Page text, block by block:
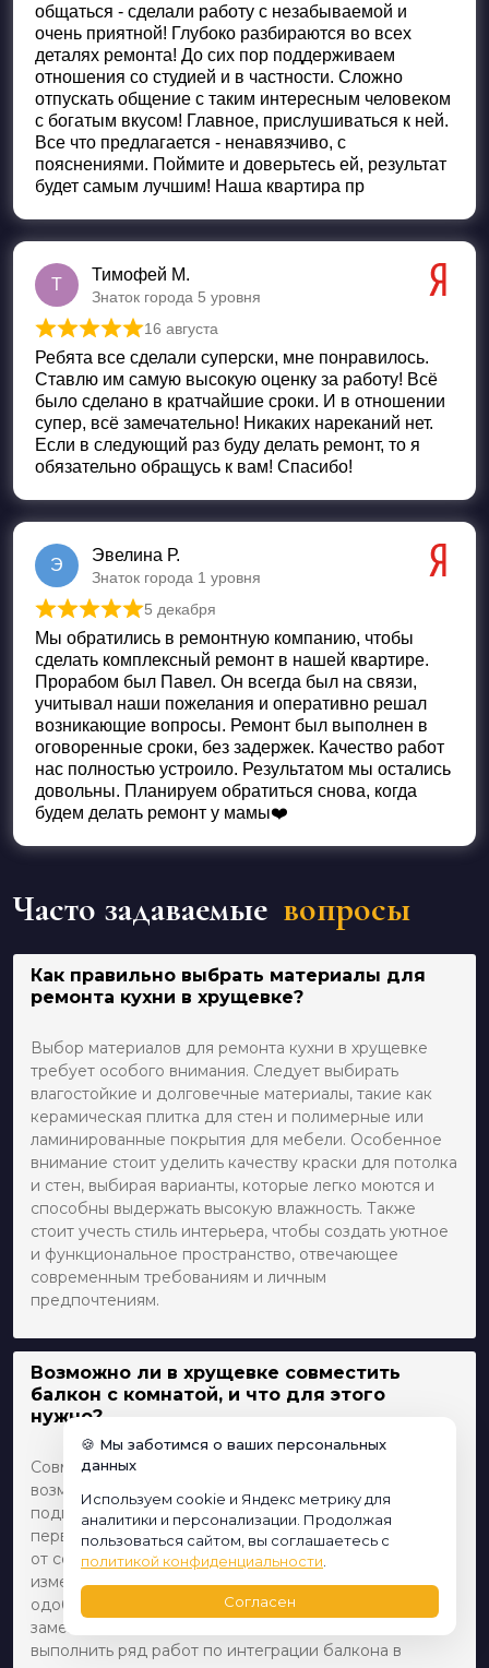
общаться - сделали работу с незабываемой и
очень приятной! Глубоко разбираются во всех
деталях ремонта! До сих пор поддерживаем
отношения со студией и в частности. Сложно
отпускать общение с таким интересным человеком
с богатым вкусом! Главное, прислушиваться к ней.
Все что предлагается - ненавязчиво, с
пояснениями. Поймите и доверьтесь ей, результат
будет самым лучшим! Наша квартира пр
Т
Тимофей М.
Знаток города 5 уровня
Оценка5 из 5
16 августа
Ребята все сделали суперски, мне понравилось.
Ставлю им самую высокую оценку за работу! Всё
было сделано в кратчайшие сроки. И в отношении
супер, всё замечательно! Никаких нареканий нет.
Если в следующий раз буду делать ремонт, то я
обязательно обращусь к вам! Спасибо!
Э
Эвелина Р.
Знаток города 1 уровня
Оценка 5из 5
5 декабря
Мы обратились в ремонтную компанию, чтобы
сделать комплексный ремонт в нашей квартире.
Прорабом был Павел. Он всегда был на связи,
учитывал наши пожелания и оперативно решал
возникающие вопросы. Ремонт был выполнен в
оговоренные сроки, без задержек. Качество работ
нас полностью устроило. Результатом мы остались
довольны. Планируем обратиться снова, когда
будем делать ремонт у мамы❤️
Часто задаваемые вопросы
Как правильно выбрать материалы для
ремонта кухни в хрущевке?
Выбор материалов для ремонта кухни в хрущевке
требует особого внимания. Следует выбирать
влагостойкие и долговечные материалы, такие как
керамическая плитка для стен и полимерные или
ламинированные покрытия для мебели. Особенное
внимание стоит уделить качеству краски для потолка
и стен, выбирая варианты, которые легко моются и
способны выдержать высокую влажность. Также
стоит учесть стиль интерьера, чтобы создать уютное
и функциональное пространство, отвечающее
современным требованиям и личным
предпочтениям.
Возможно ли в хрущевке совместить
балкон с комнатой, и что для этого
нужно?
Совместить балкон с комнатой в хрущевке вполне
возможно, однако этот процесс требует тщательной
подготовки и соблюдения строительных норм. В
первую очередь необходимо получить разрешение
от соответствующих инстанций, так как такие
изменения влияют на конструкцию здания. После
одобрения проекта потребуется утеплить балкон,
заменить остекление на более качественное и
выполнить ряд работ по интеграции балкона в
🍪 Мы заботимся о ваших персональных
данных
Используем cookie и Яндекс метрику для
аналитики и персонализации. Продолжая
пользоваться сайтом, вы соглашаетесь с
политикой конфиденциальности
Согласен